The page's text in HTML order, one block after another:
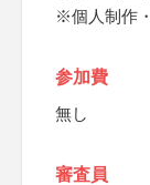
※個人制作
参加費
無し
審査員